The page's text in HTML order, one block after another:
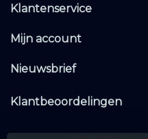
Klantenservice
Mijn account
Nieuwsbrief
Klantbeoordelingen